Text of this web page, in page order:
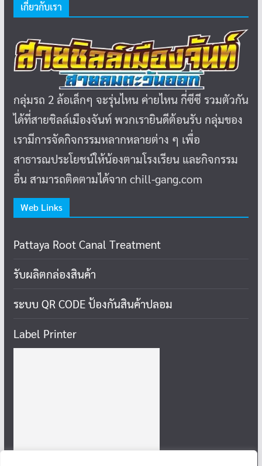
เกี่ยวกับเรา
กลุ่มรถ 2 ล้อเล็กๆ จะรุ่นไหน ค่ายไหน กี่ซีซี รวมตัวกัน
ได้ที่สายชิลล์เมืองจันท์ พวกเรายินดีต้อนรับ กลุ่มของ
เรามีการจัดกิจกรรมหลากหลายต่าง ๆ เพื่อ
สาธารณประโยชน์ให้น้องตามโรงเรียน และกิจกรรม
อื่น สามารถติดตามได้จาก chill-gang.com
Web Links
Pattaya Root Canal Treatment
รับผลิตกล่องสินค้า
ระบบ QR CODE ป้องกันสินค้าปลอม
Label Printer